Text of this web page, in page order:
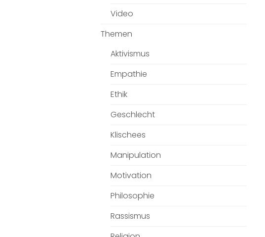
Video
Themen
Aktivismus
Empathie
Ethik
Geschlecht
Klischees
Manipulation
Motivation
Philosophie
Rassismus